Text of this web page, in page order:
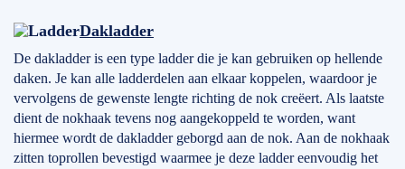
Dakladder
De dakladder is een type ladder die je kan gebruiken op hellende
daken. Je kan alle ladderdelen aan elkaar koppelen, waardoor je
vervolgens de gewenste lengte richting de nok creëert. Als laatste
dient de nokhaak tevens nog aangekoppeld te worden, want
hiermee wordt de dakladder geborgd aan de nok. Aan de nokhaak
zitten toprollen bevestigd waarmee je deze ladder eenvoudig het